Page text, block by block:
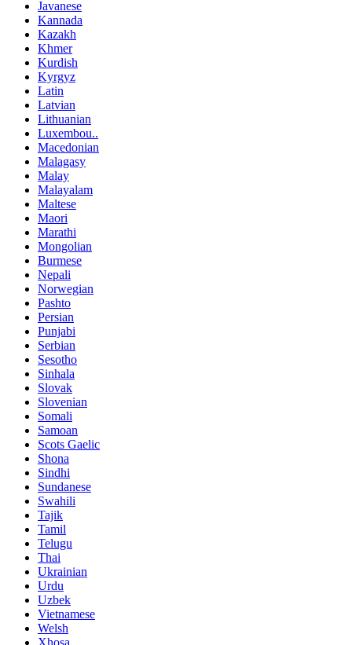
Javanese
Kannada
Kazakh
Khmer
Kurdish
Kyrgyz
Latin
Latvian
Lithuanian
Luxembou..
Macedonian
Malagasy
Malay
Malayalam
Maltese
Maori
Marathi
Mongolian
Burmese
Nepali
Norwegian
Pashto
Persian
Punjabi
Serbian
Sesotho
Sinhala
Slovak
Slovenian
Somali
Samoan
Scots Gaelic
Shona
Sindhi
Sundanese
Swahili
Tajik
Tamil
Telugu
Thai
Ukrainian
Urdu
Uzbek
Vietnamese
Welsh